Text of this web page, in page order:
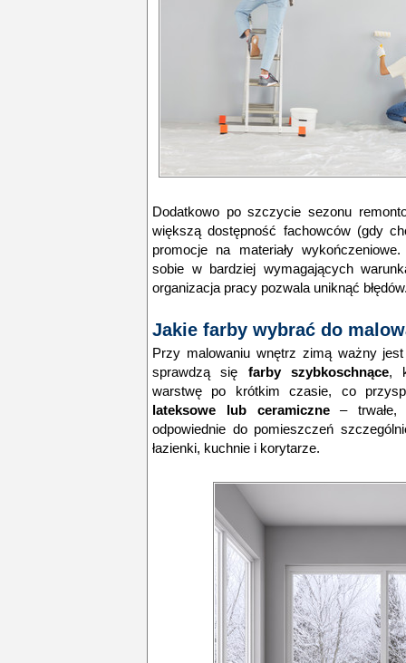
Dodatkowo po szczycie sezonu
większą dostępność fachowców (gdy
promocje na materiały
sobie w bardziej wymagających
organizacja pracy pozwala uniknąć
Jakie farby wybrać do
Przy malowaniu wnętrz zimą ważny
sprawdzą się farby szybkoschnące,
warstwę po krótkim czasie, co
lateksowe lub ceramiczne– trwałe,
odpowiednie do pomieszczeń
łazienki, kuchnie i korytarze.